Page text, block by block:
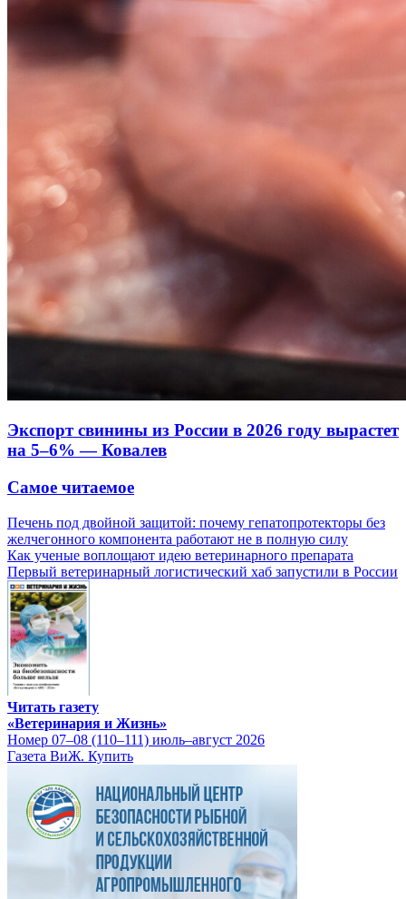
Экспорт свинины из России в 2026 году вырастет
на 5–6% — Ковалев
Самое читаемое
Печень под двойной защитой: почему гепатопротекторы без
желчегонного компонента работают не в полную силу
Как ученые воплощают идею ветеринарного препарата
Первый ветеринарный логистический хаб запустили в России
Читать газету
«Ветеринария и Жизнь»
Номер 07–08 (110–111) июль–август 2026
Газета ВиЖ. Купить